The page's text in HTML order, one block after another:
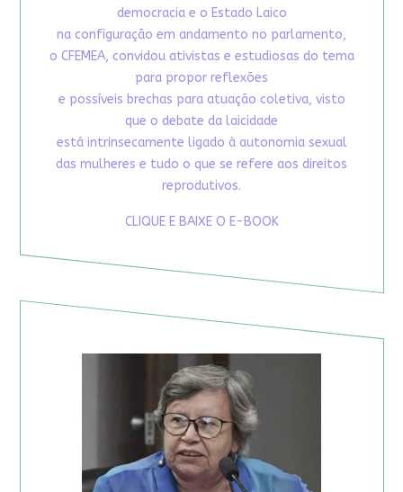
democracia e o Estado Laico
na configuração em andamento no parlamento,
o CFEMEA, convidou ativistas e estudiosas do tema
para propor reflexões
e possíveis brechas para atuação coletiva, visto
que o debate da laicidade
está intrinsecamente ligado à autonomia sexual
das mulheres e tudo o que se refere aos direitos
reprodutivos.
CLIQUE E BAIXE O E-BOOK